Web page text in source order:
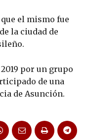
el mismo fue
la ciudad de
por un grupo
de una
de Asunción.